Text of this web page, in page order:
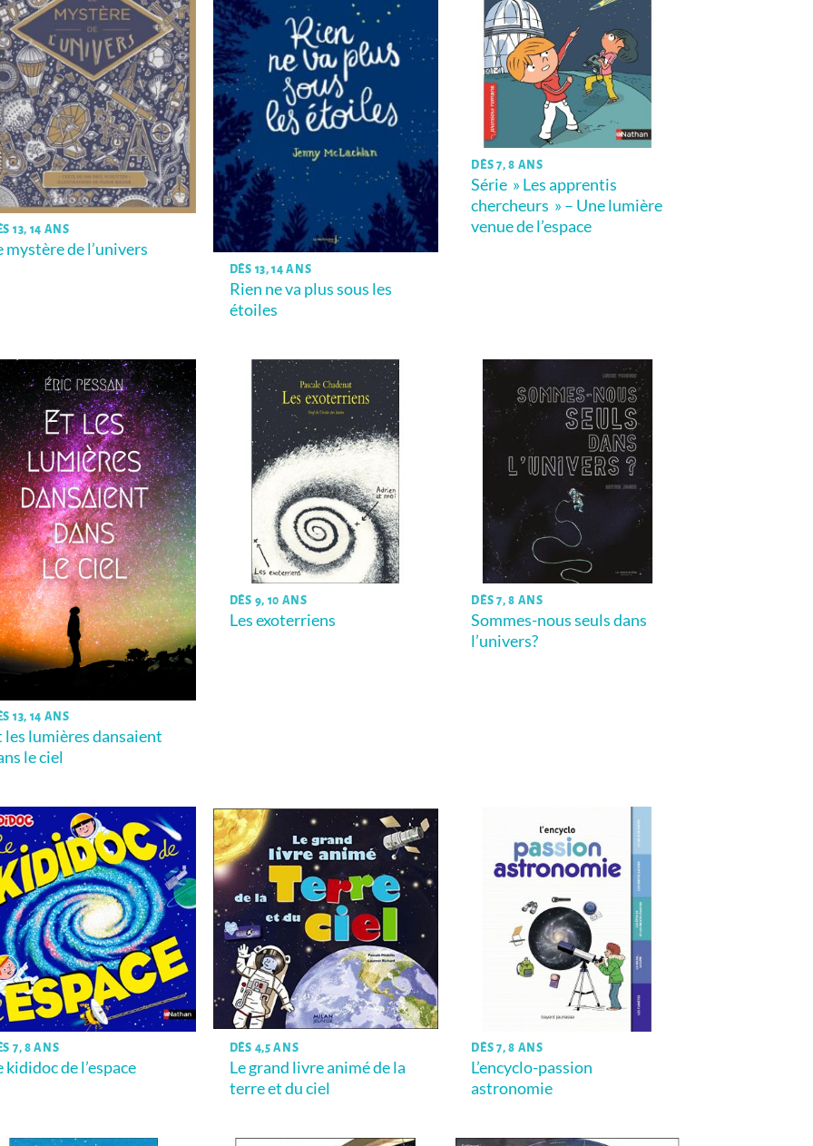
13, 14 ANS
mystère de l’univers
DÈS 13, 14 ANS
Rien ne va plus sous les
étoiles
DÈS 7, 8 ANS
Série » Les apprentis
chercheurs » – Une lumière
venue de l’espace
13, 14 ANS
les lumières dansaient
le ciel
DÈS 9, 10 ANS
Les exoterriens
DÈS 7, 8 ANS
Sommes-nous seuls dans
l’univers?
7, 8 ANS
kididoc de l’espace
DÈS 4,5 ANS
Le grand livre animé de la
terre et du ciel
DÈS 7, 8 ANS
L’encyclo-passion
astronomie